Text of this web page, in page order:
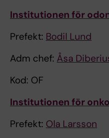
Institutionen för
Prefekt: Bodil Lund
Adm chef: Åsa
Kod: OF
Institutionen för
Prefekt: Ola Larsson